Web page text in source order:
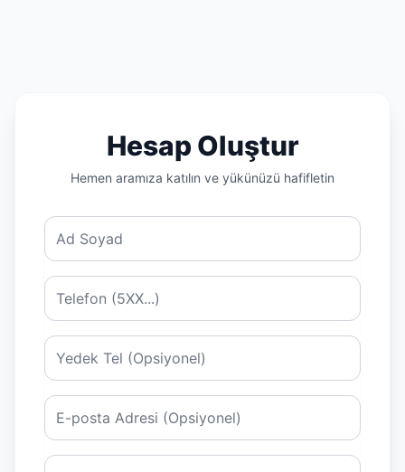
Hesap Oluştur
Hemen aramıza katılın ve yükünüzü hafifletin
Ad Soyad
Telefon
İkincil Telefon
Email
Adres